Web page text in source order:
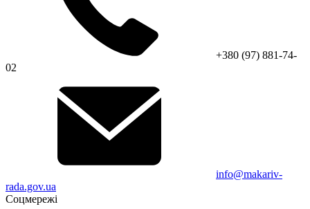
+380 (97) 881-74-
02
info@makariv-
rada.gov.ua
Соцмережі